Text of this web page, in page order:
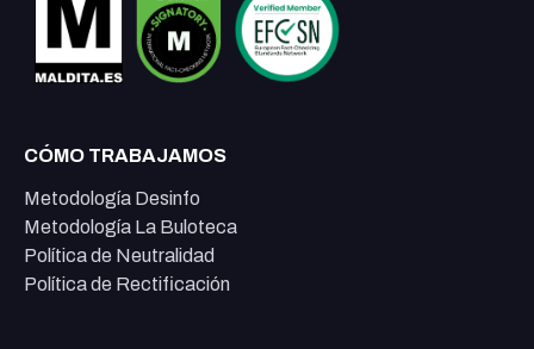
CÓMO TRABAJAMOS
Metodología Desinfo
Metodología La Buloteca
Política de Neutralidad
Política de Rectificación